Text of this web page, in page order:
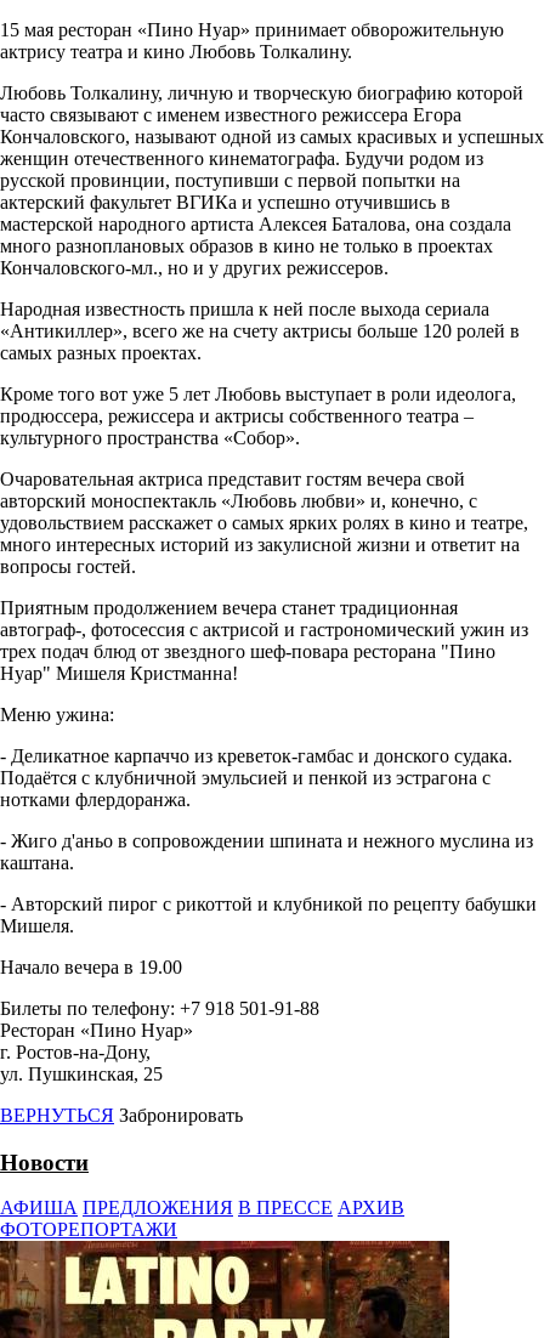
15 мая ресторан «Пино Нуар» принимает обворожительную
актрису театра и кино Любовь Толкалину.
Любовь Толкалину, личную и творческую биографию которой
часто связывают с именем известного режиссера Егора
Кончаловского, называют одной из самых красивых и успешных
женщин отечественного кинематографа. Будучи родом из
русской провинции, поступивши с первой попытки на
актерский факультет ВГИКа и успешно отучившись в
мастерской народного артиста Алексея Баталова, она создала
много разноплановых образов в кино не только в проектах
Кончаловского-мл., но и у других режиссеров.
Народная известность пришла к ней после выхода сериала
«Антикиллер», всего же на счету актрисы больше 120 ролей в
самых разных проектах.
Кроме того вот уже 5 лет Любовь выступает в роли идеолога,
продюссера, режиссера и актрисы собственного театра –
культурного пространства «Собор».
Очаровательная актриса представит гостям вечера свой
авторский моноспектакль «Любовь любви» и, конечно, с
удовольствием расскажет о самых ярких ролях в кино и театре,
много интересных историй из закулисной жизни и ответит на
вопросы гостей.
Приятным продолжением вечера станет традиционная
автограф-, фотосессия с актрисой и гастрономический ужин из
трех подач блюд от звездного шеф-повара ресторана "Пино
Нуар" Мишеля Кристманна!
Меню ужина:
- Деликатное карпаччо из креветок-гамбас и донского судака.
Подаётся с клубничной эмульсией и пенкой из эстрагона с
нотками флердоранжа.
- Жиго д'аньо в сопровождении шпината и нежного муслина из
каштана.
- Авторский пирог с рикоттой и клубникой по рецепту бабушки
Мишеля.
Начало вечера в 19.00
Билеты по телефону: +7 918 501-91-88
Ресторан «Пино Нуар»
г. Ростов-на-Дону,
ул. Пушкинская, 25
ВЕРНУТЬСЯ Забронировать
Новости
АФИША ПРЕДЛОЖЕНИЯ В ПРЕССЕ АРХИВ
ФОТОРЕПОРТАЖИ